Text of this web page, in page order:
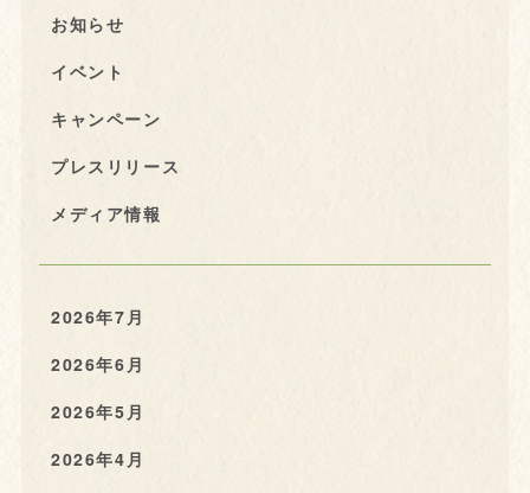
お知らせ
イベント
キャンペーン
プレスリリース
メディア情報
2026年7月
2026年6月
2026年5月
2026年4月